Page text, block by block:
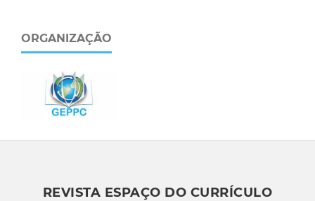
ORGANIZAÇÃO
REVISTA ESPAÇO DO CURRÍCULO